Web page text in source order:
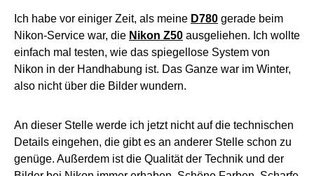
Ich habe vor einiger Zeit, als meine D780 gerade beim
Nikon-Service war, die Nikon Z50 ausgeliehen. Ich wollte
einfach mal testen, wie das spiegellose System von
Nikon in der Handhabung ist. Das Ganze war im Winter,
also nicht über die Bilder wundern.
An dieser Stelle werde ich jetzt nicht auf die technischen
Details eingehen, die gibt es an anderer Stelle schon zu
genüge. Außerdem ist die Qualität der Technik und der